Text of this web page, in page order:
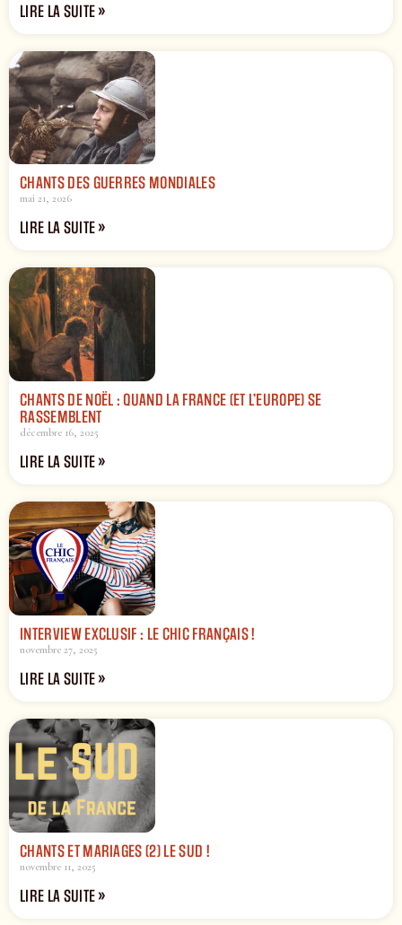
LIRE LA SUITE »
CHANTS DES GUERRES MONDIALES
mai 21, 2026
LIRE LA SUITE »
CHANTS DE NOËL : QUAND LA FRANCE (ET L’EUROPE) SE
RASSEMBLENT
décembre 16, 2025
LIRE LA SUITE »
INTERVIEW EXCLUSIF : LE CHIC FRANÇAIS !
novembre 27, 2025
LIRE LA SUITE »
CHANTS ET MARIAGES (2) LE SUD !
novembre 11, 2025
LIRE LA SUITE »